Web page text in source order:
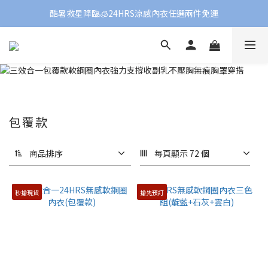
酷暑救星降臨🧊24HRS涼感內衣任選兩件免運
包覆款
商品排序 每頁顯示 72 個
秒搶現貨 搶先預訂